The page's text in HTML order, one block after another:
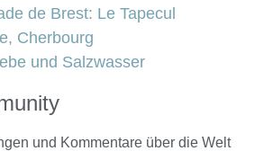
de Brest: Le Tapecul
Cherbourg
und Salzwasser
und Kommentare über die Welt